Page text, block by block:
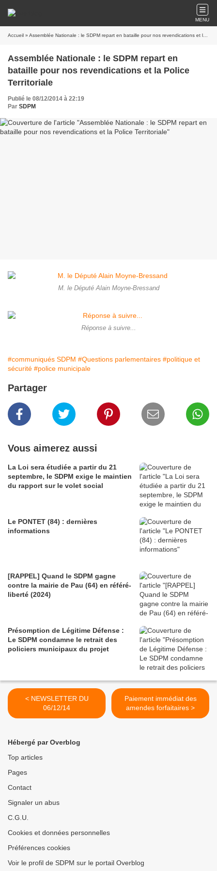
MENU
Accueil » Assemblée Nationale : le SDPM repart en bataille pour nos revendications et la Police Territoriale
Assemblée Nationale : le SDPM repart en
bataille pour nos revendications et la Police
Territoriale
Publié le 08/12/2014 à 22:19
Par SDPM
M. le Député Alain Moyne-Bressand
Réponse à suivre...
#communiqués SDPM #Questions parlementaires #politique et
sécurité #police municipale
Partager
Vous aimerez aussi
La Loi sera étudiée a partir du 21
septembre, le SDPM exige le maintien
du rapport sur le volet social
Le PONTET (84) : dernières
informations
[RAPPEL] Quand le SDPM gagne
contre la mairie de Pau (64) en référé-
liberté (2024)
Présomption de Légitime Défense :
Le SDPM condamne le retrait des
policiers municipaux du projet
< NEWSLETTER DU
06/12/14
Paiement immédiat des
amendes forfaitaires >
Hébergé par Overblog
Top articles
Pages
Contact
Signaler un abus
C.G.U.
Cookies et données personnelles
Préférences cookies
Voir le profil de SDPM sur le portail Overblog